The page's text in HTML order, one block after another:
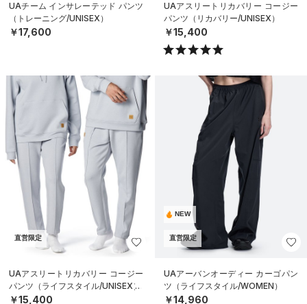
UAチーム インサレーテッド パンツ
（トレーニング/UNISEX）
￥17,600
UAアスリートリカバリー コージー
パンツ（リカバリー/UNISEX）
￥15,400
直営限定
UAアスリートリカバリー コージー
パンツ（ライフスタイル/UNISEX）
￥15,400
NEW
直営限定
UAアーバンオーディー カーゴパン
ツ（ライフスタイル/WOMEN）
￥14,960